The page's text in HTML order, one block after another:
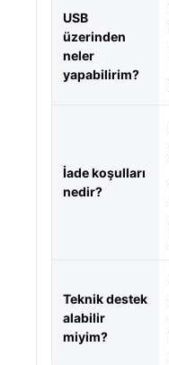
USB
üzerinden
neler
yapabilirim?
İade koşulları
nedir?
Teknik destek
alabilir
miyim?